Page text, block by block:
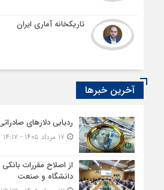
تاریکخانه آماری ایران
آخرین خبرها
ردیابی دلارهای
از اصلاح مقررات
دانشگاه و صنعت